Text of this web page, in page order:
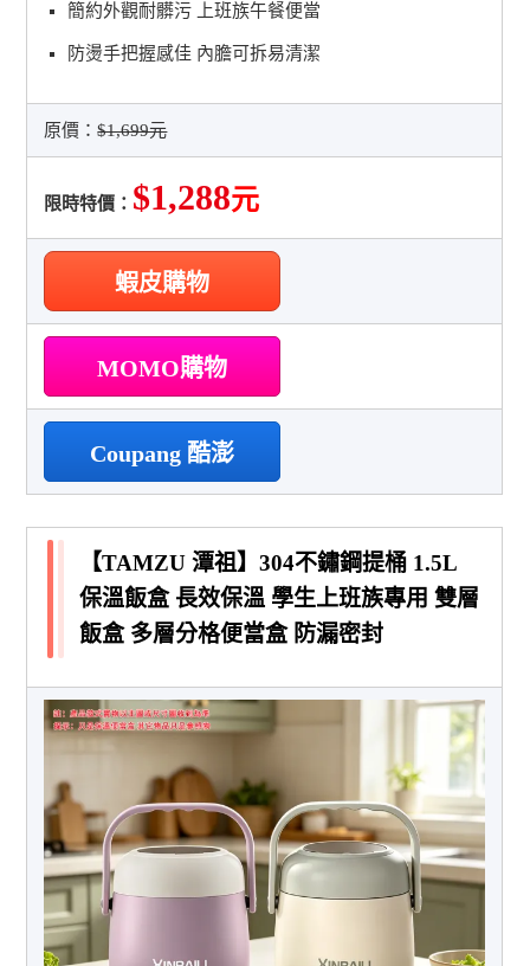
簡約外觀耐髒污 上班族午餐便當
防燙手把握感佳 內膽可拆易清潔
原價：$1,699元
限時特價： $1,288元
蝦皮購物
MOMO購物
Coupang 酷澎
【TAMZU 潭祖】304不鏽鋼提桶 1.5L
保溫飯盒 長效保溫 學生上班族專用 雙層
飯盒 多層分格便當盒 防漏密封